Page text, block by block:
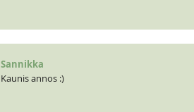
Sannikka
Kaunis annos :)